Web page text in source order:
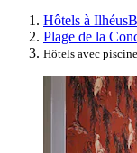
Hôtels à Ilhéus
Plage de la
Hôtels avec